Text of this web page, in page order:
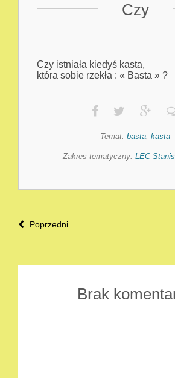
Czy
Czy istniała kiedyś kasta,
która sobie rzekła : « Basta » ?
Temat: basta, kasta
Zakres tematyczny: LEC
Poprzedni
Brak